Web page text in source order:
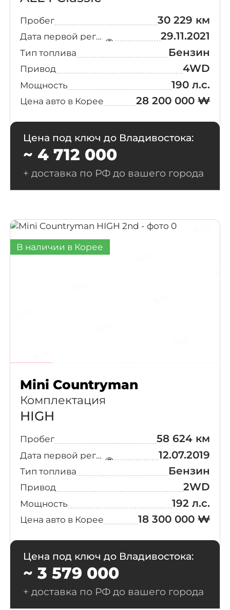
Пробег 30 229 км
Дата первой регистрации 29.11.2021
Тип топлива Бензин
Привод 4WD
Мощность 190 л.с.
Цена авто в Корее 28 200 000 ₩
Цена под ключ до Владивостока:
~ 4 712 000
+ доставка по РФ до вашего города
В наличии в Корее
Mini Countryman
Комплектация
HIGH
Пробег 58 624 км
Дата первой регистрации 12.07.2019
Тип топлива Бензин
Привод 2WD
Мощность 192 л.с.
Цена авто в Корее 18 300 000 ₩
Цена под ключ до Владивостока:
~ 3 579 000
+ доставка по РФ до вашего города
Выберите свой город
Поиск
Казань
Красноярск
Нижний Новгород
Челябинск
Уфа
Самара